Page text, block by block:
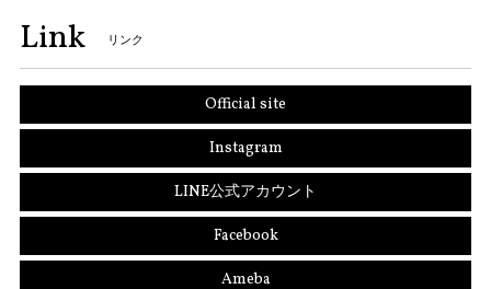
Link リンク
Official site
Instagram
LINE公式アカウント
Facebook
Ameba